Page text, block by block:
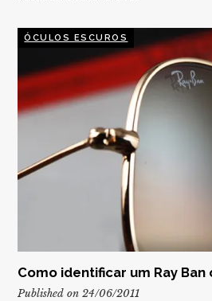
ÓCULOS ESCUROS
Como identificar um Ray Ban
Published on 24/06/2011